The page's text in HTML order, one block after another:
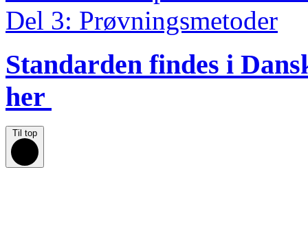
Del 3: Prøvningsmetoder
Standarden findes i
her
Til top